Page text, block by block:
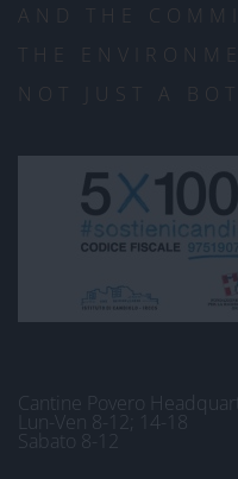
AND THE
THE
NOT JUST A
Cantine Povero
Lun-Ven 8-12; 14-18
Sabato 8-12